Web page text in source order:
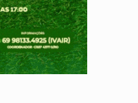
Confira os sorteados na promoção
é filmado furtando bicicleta na frente
Nova Mamoré terá seu primeiro